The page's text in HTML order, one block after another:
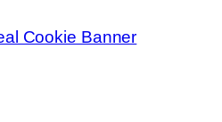
Cookie Banner